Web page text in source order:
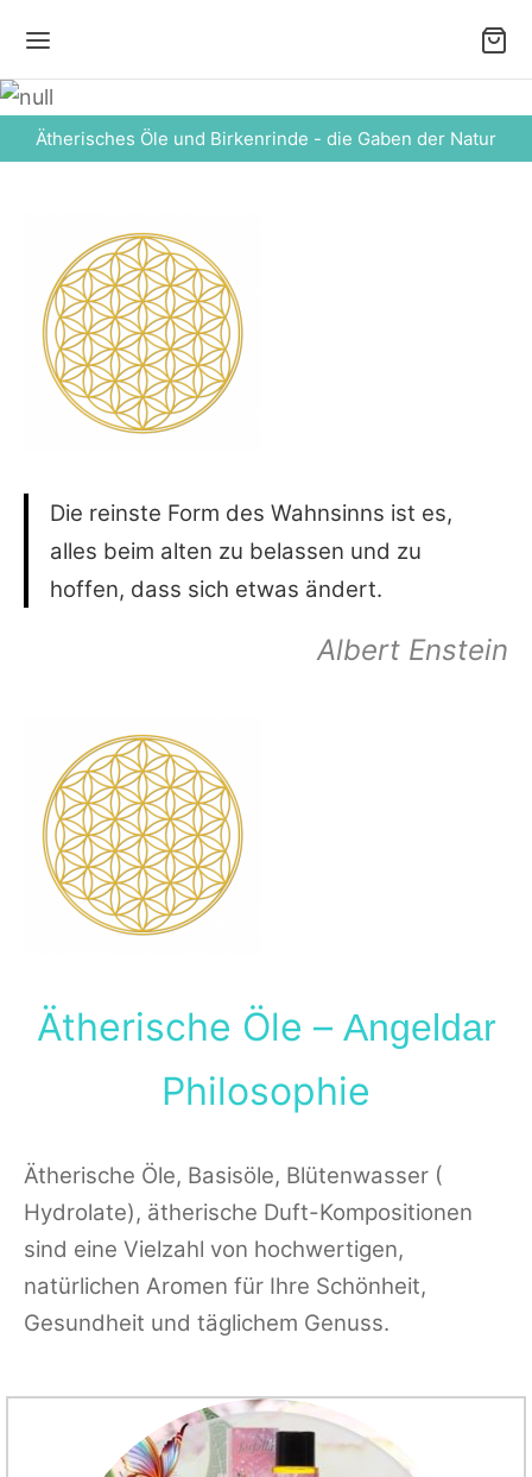
Ätherisches Öle und Birkenrinde - die Gaben der Natur
Die reinste Form des Wahnsinns ist es,
alles beim alten zu belassen und zu
hoffen, dass sich etwas ändert.
Albert Enstein
Ätherische Öle – Angeldar
Philosophie
Ätherische Öle, Basisöle, Blütenwasser (
Hydrolate), ätherische Duft-Kompositionen
sind eine Vielzahl von hochwertigen,
natürlichen Aromen für Ihre Schönheit,
Gesundheit und täglichem Genuss.